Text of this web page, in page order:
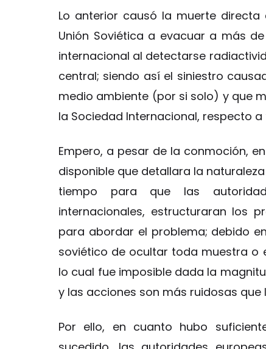
Lo anterior causó la muerte
Unión Soviética a evacuar a más
internacional al detectarse
central; siendo así el siniestro
medio ambiente (por si solo) y que
la Sociedad Internacional, respecto
Empero, a pesar de la conmoción,
disponible que detallara la
tiempo para que las
internacionales, estructuraran los
para abordar el problema; debido
soviético de ocultar toda muestra o
lo cual fue imposible dada la
y las acciones son más ruidosas que
Por ello, en cuanto hubo